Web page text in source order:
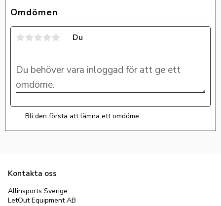
Omdömen
Du
Bli den första att lämna ett omdöme.
Kontakta oss
Allinsports Sverige
LetOut Equipment AB